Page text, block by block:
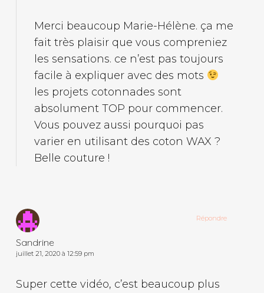
Merci beaucoup Marie-Hélène. ça me
fait très plaisir que vous compreniez
les sensations. ce n’est pas toujours
facile à expliquer avec des mots
les projets cotonnades sont
absolument TOP pour commencer.
Vous pouvez aussi pourquoi pas
varier en utilisant des coton WAX ?
Belle couture !
Sandrine
juillet 21, 2020 à 12:59 pm
Super cette vidéo, c’est beaucoup plus
Répondre